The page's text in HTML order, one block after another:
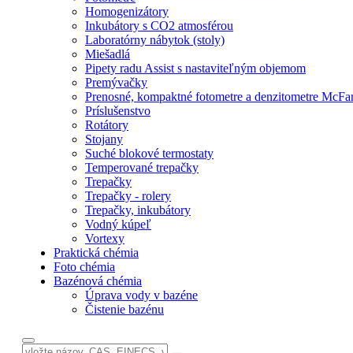
Homogenizátory
Inkubátory s CO2 atmosférou
Laboratórny nábytok (stoly)
Miešadlá
Pipety radu Assist s nastaviteľným objemom
Premývačky
Prenosné, kompaktné fotometre a denzitometre
Príslušenstvo
Rotátory
Stojany
Suché blokové termostaty
Temperované trepačky
Trepačky
Trepačky - rolery
Trepačky, inkubátory
Vodný kúpeľ
Vortexy
Praktická chémia
Foto chémia
Bazénová chémia
Úprava vody v bazéne
Čistenie bazénu